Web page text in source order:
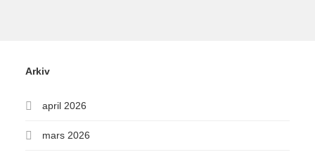
Arkiv
april 2026
mars 2026